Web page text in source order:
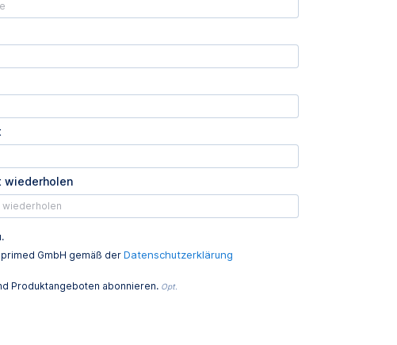
wiederholen
GmbH gemäß der Datenschutzerklärung
Produktangeboten abonnieren. Opt.